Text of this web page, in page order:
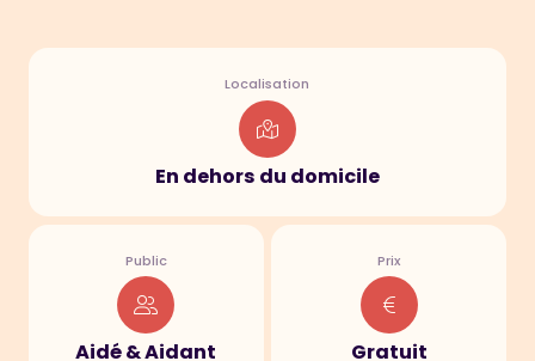
Localisation
En dehors du domicile
Public
Aidé & Aidant
Prix
Gratuit